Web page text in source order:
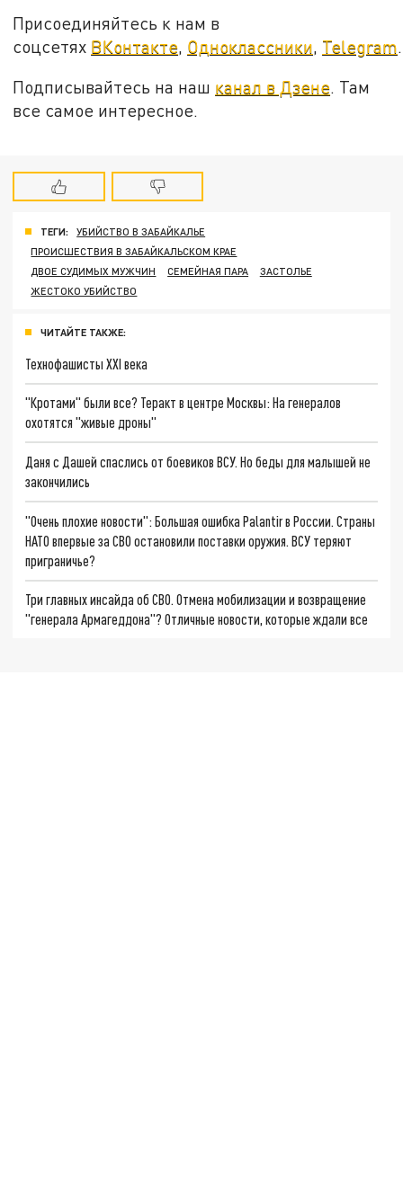
Присоединяйтесь к нам в
соцсетях ВКонтакте Одноклассники Telegram
Подписывайтесь на наш канал в Дзене. Там
все самое интересное.
ТЕГИ:
УБИЙСТВО В ЗАБАЙКАЛЬЕ
ПРОИСШЕСТВИЯ В ЗАБАЙКАЛЬСКОМ КРАЕ
ДВОЕ СУДИМЫХ МУЖЧИН
СЕМЕЙНАЯ ПАРА
ЗАСТОЛЬЕ
ЖЕСТОКО УБИЙСТВО
ЧИТАЙТЕ ТАКЖЕ:
Технофашисты XXI века
"Кротами" были все? Теракт в центре Москвы: На генералов
охотятся "живые дроны"
Даня с Дашей спаслись от боевиков ВСУ. Но беды для малышей не
закончились
"Очень плохие новости": Большая ошибка Palantir в России. Страны
НАТО впервые за СВО остановили поставки оружия. ВСУ теряют
приграничье?
Три главных инсайда об СВО. Отмена мобилизации и возвращение
"генерала Армагеддона"? Отличные новости, которые ждали все